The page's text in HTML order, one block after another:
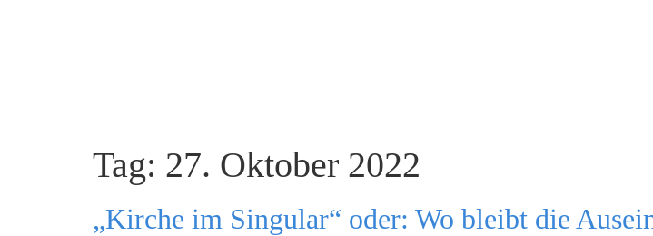
Tag: 27. Oktober 2022
„Kirche im Singular“ oder: Wo bleibt die